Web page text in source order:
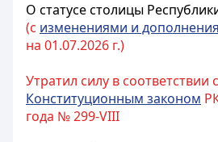
О статусе столицы
(с изменениями и
на 01.07.2026 г.)
Утратил силу в соответствии с
Конституционным законом
года № 299-VIII